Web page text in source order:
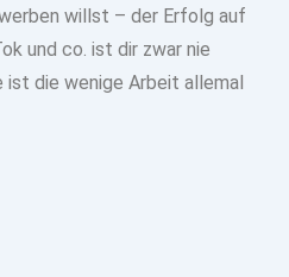
willst – der Erfolg auf
und co. ist dir zwar nie
ist die wenige Arbeit allemal